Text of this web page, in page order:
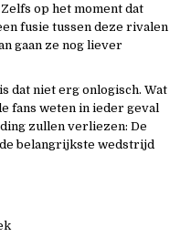
op het moment dat
fusie tussen deze rivalen
gaan ze nog liever
dat niet erg onlogisch. Wat
fans weten in ieder geval
zullen verliezen: De
belangrijkste wedstrijd